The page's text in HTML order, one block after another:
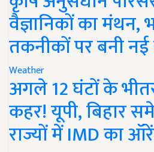
वैज्ञानिकों का मंथन,
तकनीकों पर बनी
Weather
अगले 12 घंटों के
कहर! यूपी, बिहार
राज्यों में IMD का